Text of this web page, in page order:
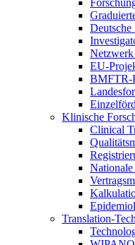
Deutsche
EU-
BMFTR-
Klinische
Clinical
Translation-